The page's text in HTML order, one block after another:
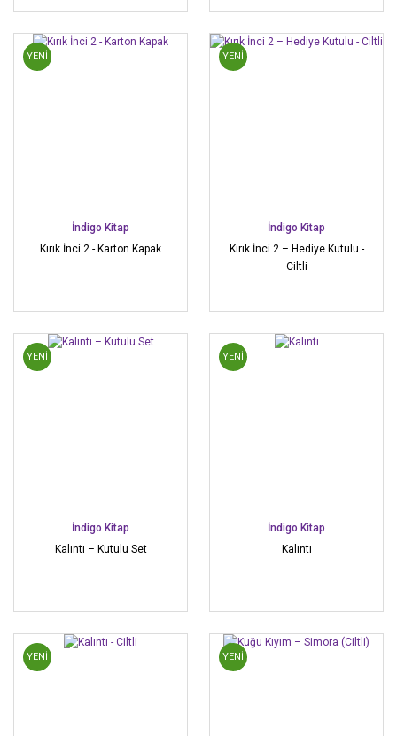
YENİ
İndigo Kitap
Kırık İnci 2 - Karton Kapak
YENİ
İndigo Kitap
Kırık İnci 2 – Hediye Kutulu -
Ciltli
YENİ
İndigo Kitap
Kalıntı – Kutulu Set
YENİ
İndigo Kitap
Kalıntı
YENİ YENİ